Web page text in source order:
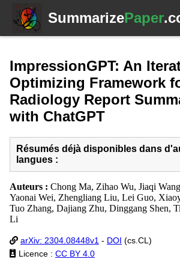
SummarizePaper
ImpressionGPT: An
Optimizing Framework
Radiology Report
with ChatGPT
Résumés déjà disponibles dans
langues :
Auteurs : Chong Ma, Zihao Wu, Jiaqi
Yaonai Wei, Zhengliang Liu, Lei Guo,
Tuo Zhang, Dajiang Zhu, Dinggang Shen,
Li
arXiv: 2304.08448v1 - DOI (cs.CL)
Licence : CC BY 4.0